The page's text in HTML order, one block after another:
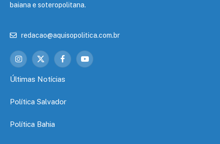
baiana e soteropolitana.
redacao@aquisopolitica.com.br
Instagram
X
FacebookYouTube
Últimas Notícias
Política Salvador
Política Bahia